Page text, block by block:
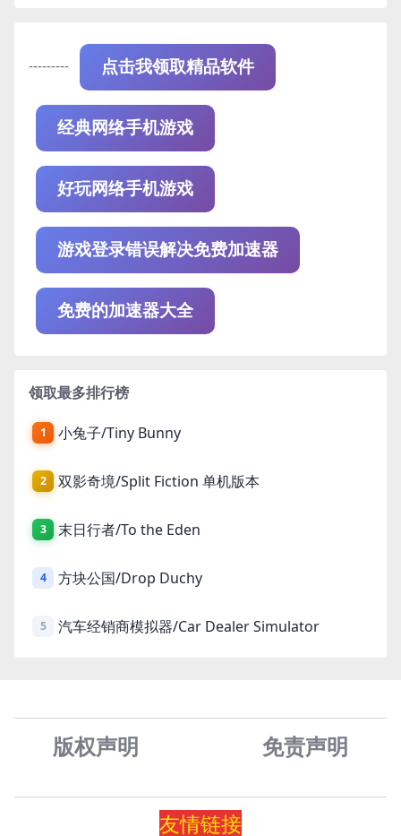
--------- 点击我领取精品软件
经典网络手机游戏
好玩网络手机游戏
游戏登录错误解决免费加速器
免费的加速器大全
领取最多排行榜
1 小兔子/Tiny Bunny
2 双影奇境/Split Fiction 单机版本
3 末日行者/To the Eden
4 方块公国/Drop Duchy
5 汽车经销商模拟器/Car Dealer Simulator
版权声明 免责声明
友情链接